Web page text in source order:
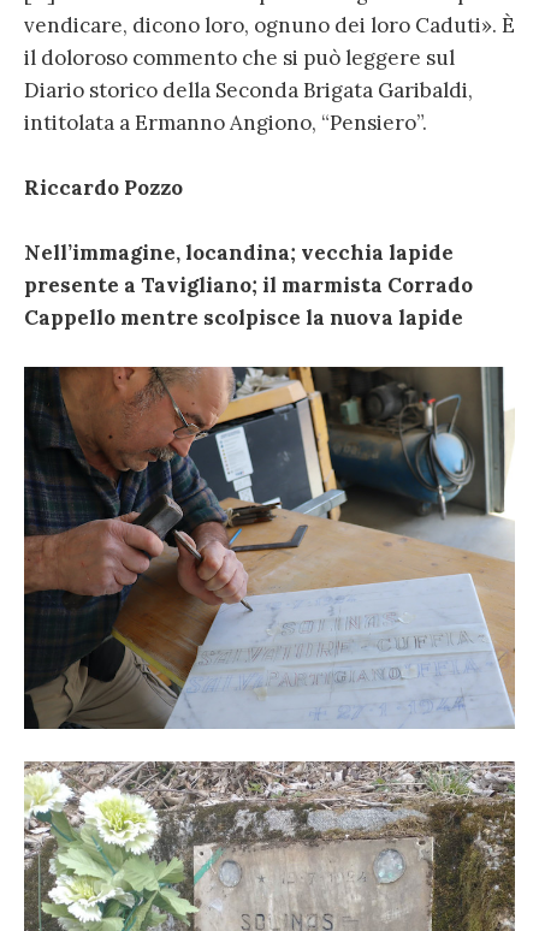
vendicare, dicono loro, ognuno dei loro Caduti». È
il doloroso commento che si può leggere sul
Diario storico della Seconda Brigata Garibaldi,
intitolata a Ermanno Angiono, “Pensiero”.
Riccardo Pozzo
Nell’immagine, locandina; vecchia lapide
presente a Tavigliano; il marmista Corrado
Cappello mentre scolpisce la nuova lapide